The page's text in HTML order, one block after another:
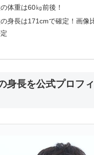
体重は60㎏前後！
身長は171cmで確定！画像
身長を公式プロフ